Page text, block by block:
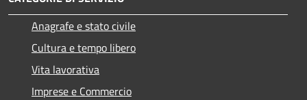
Anagrafe e stato civile
Cultura e tempo libero
Vita lavorativa
Imprese e Commercio